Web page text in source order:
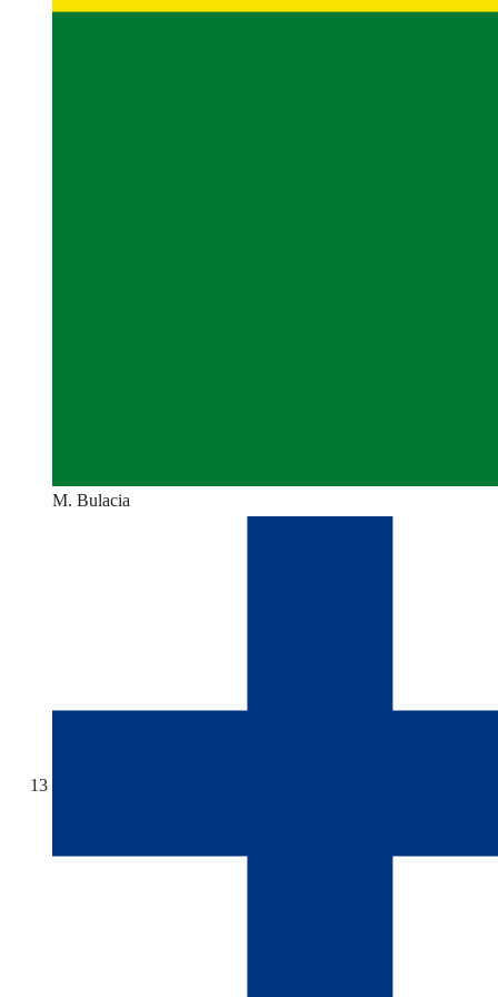
M. Bulacia
13